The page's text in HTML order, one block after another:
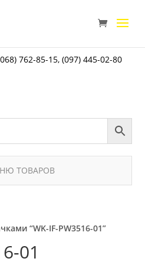
762-85-15,(097) 445-02-80
ТОВАРОВ
“WK-IF-PW3516-01”
01